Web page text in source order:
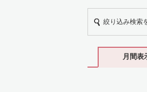
絞り込み検索
月間表